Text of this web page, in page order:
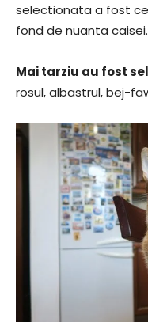
selectionata a fost
fond de nuanta caisei.
Mai tarziu au fost
rosul, albastrul, bej-